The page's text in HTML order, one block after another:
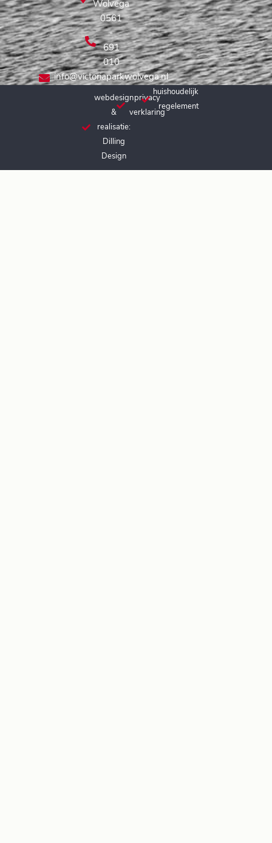
Wolvega
0561
-
691
010
info@victoriaparkwolvega.nl
webdesign
&
realisatie:
Dilling
Design
privacy
verklaring
huishoudelijk
regelement